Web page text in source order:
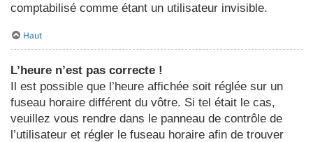
comptabilisé comme étant un utilisateur invisible.
Haut
L’heure n’est pas correcte !
Il est possible que l’heure affichée soit réglée sur un
fuseau horaire différent du vôtre. Si tel était le cas,
veuillez vous rendre dans le panneau de contrôle de
l’utilisateur et régler le fuseau horaire afin de trouver